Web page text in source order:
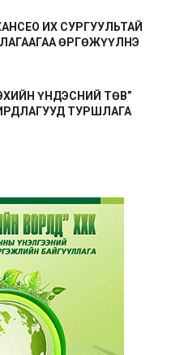
ИХ СУРГУУЛЬТАЙ
ӨРГӨЖҮҮЛНЭ
ҮНДЭСНИЙ ТӨВ”
ТУРШЛАГА